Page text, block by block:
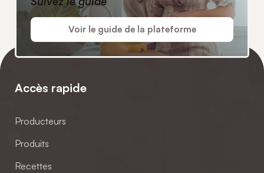
Voir le guide de la plateforme
Accès rapide
Producteurs
Produits
Recettes